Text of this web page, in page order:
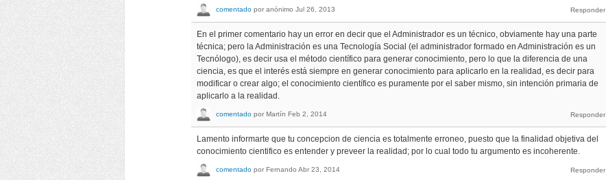
comentado por anónimo Jul 26, 2013
En el primer comentario hay un error en decir que el Administrador es un técnico, obviamente hay una parte
técnica; pero la Administración es una Tecnología Social (el administrador formado en Administración es un
Tecnólogo), es decir usa el método científico para generar conocimiento, pero lo que la diferencia de una
ciencia, es que el interés está siempre en generar conocimiento para aplicarlo en la realidad, es decir para
modificar o crear algo; el conocimiento científico es puramente por el saber mismo, sin intención primaria de
aplicarlo a la realidad.
comentado por Martín Feb 2, 2014
Lamento informarte que tu concepcion de ciencia es totalmente erroneo, puesto que la finalidad objetiva del
conocimiento cientifico es entender y preveer la realidad; por lo cual todo tu argumento es incoherente.
comentado por Fernando Abr 23, 2014